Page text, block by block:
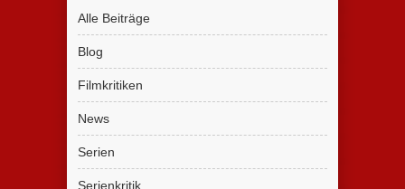
Alle Beiträge
Blog
Filmkritiken
News
Serien
Serienkritik